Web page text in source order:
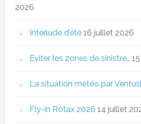
2026
Interlude d’été 16 juillet 2026
Eviter les zones de sinistre…
La situation météo par
Fly-in Rotax 2026 14 juillet